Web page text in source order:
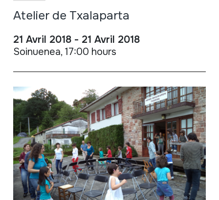
Atelier de Txalaparta
21 Avril 2018 - 21 Avril 2018
Soinuenea, 17:00 hours